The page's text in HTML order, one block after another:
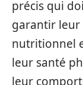
précis qui
garantir leur
nutritionnel
leur santé
leur